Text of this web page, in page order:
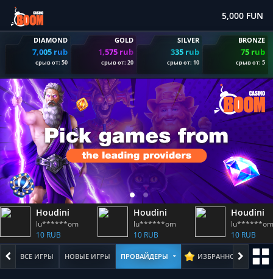
5,000 FUN
DIAMOND
7,005 rub
срыв от: 50
GOLD
1,575 rub
срыв от: 20
SILVER
335 rub
срыв от: 10
BRONZE
75 rub
срыв от: 5
Houdini
lu******om
10 RUB
Houdini
lu******om
10 RUB
Houdini
lu******om
10 RUB
ВСЕ ИГРЫ НОВЫЕ ИГРЫ ПРОВАЙДЕРЫ ИЗБРАННОЕ